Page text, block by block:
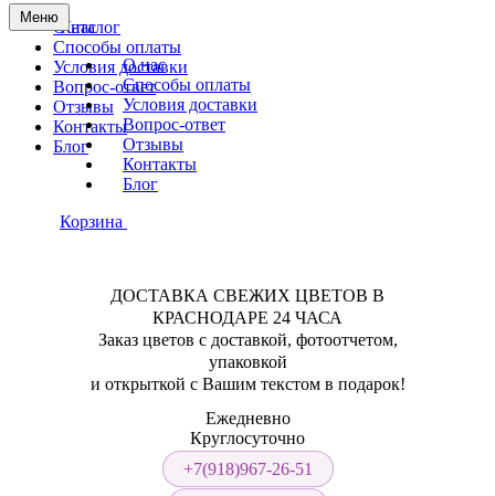
Меню
О нас
Способы оплаты
Условия доставки
Вопрос-ответ
Отзывы
Контакты
Блог
Каталог
О нас
Способы оплаты
Условия доставки
Вопрос-ответ
Отзывы
Контакты
Блог
Корзина
ДОСТАВКА СВЕЖИХ ЦВЕТОВ В
КРАСНОДАРЕ 24 ЧАСА
Заказ цветов с доставкой, фотоотчетом,
упаковкой
и открыткой с Вашим текстом в подарок!
Ежедневно
Круглосуточно
+7(918)967-26-51